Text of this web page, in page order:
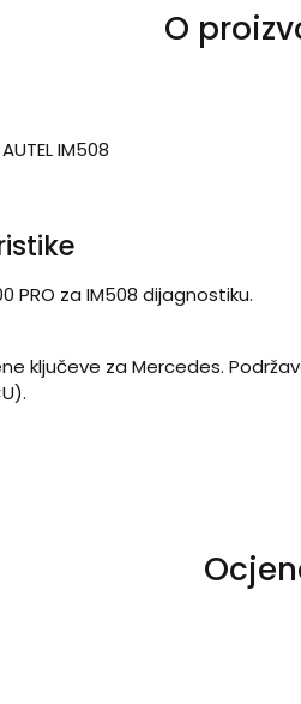
O
IM508
PRO za IM508 dijagnostiku.
ključeve za Mercedes.
5